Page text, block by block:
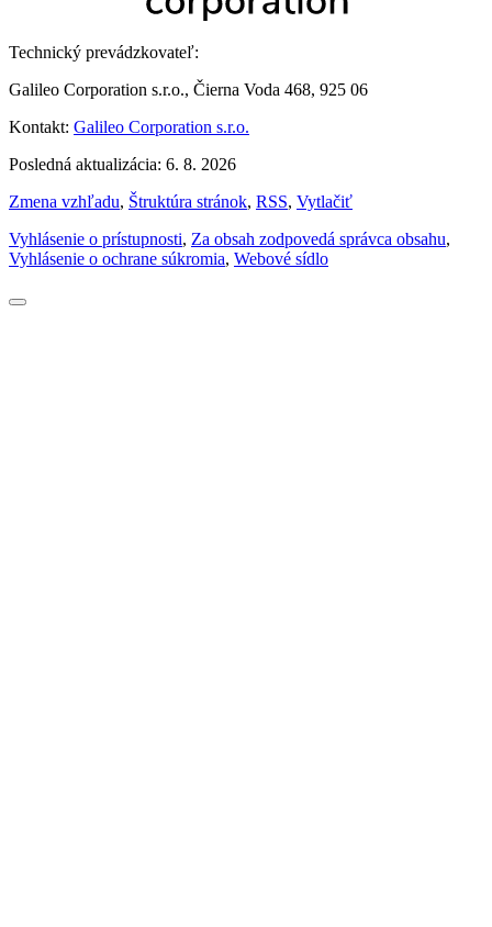
Technický prevádzkovateľ:
Galileo Corporation s.r.o., Čierna Voda 468, 925 06
Kontakt: Galileo Corporation s.r.o.
Posledná aktualizácia: 6. 8. 2026
Zmena vzhľadu, Štruktúra stránok, RSS, Vytlačiť
Vyhlásenie o prístupnosti, Za obsah zodpovedá správca obsahu,
Vyhlásenie o ochrane súkromia, Webové sídlo